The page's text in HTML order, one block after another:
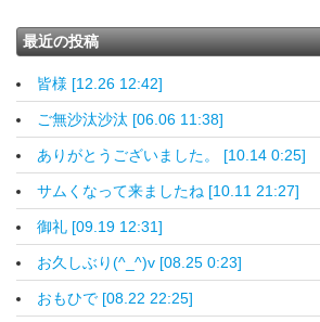
最近の投稿
皆様 [12.26 12:42]
ご無沙汰沙汰 [06.06 11:38]
ありがとうございました。 [10.14 0:25]
サムくなって来ましたね [10.11 21:27]
御礼 [09.19 12:31]
お久しぶり(^_^)v [08.25 0:23]
おもひで [08.22 22:25]